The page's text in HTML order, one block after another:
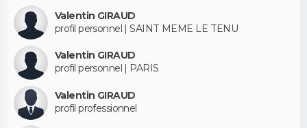
Valentin GIRAUD
profil personnel | SAINT MEME LE TENU
Valentin GIRAUD
profil personnel | PARIS
Valentin GIRAUD
profil professionnel